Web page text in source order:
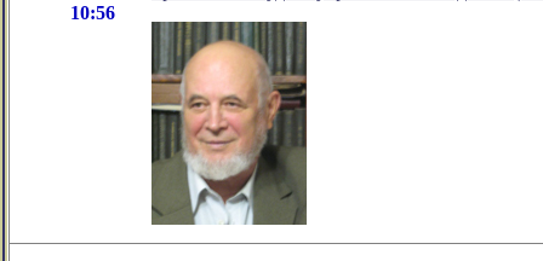
10:56